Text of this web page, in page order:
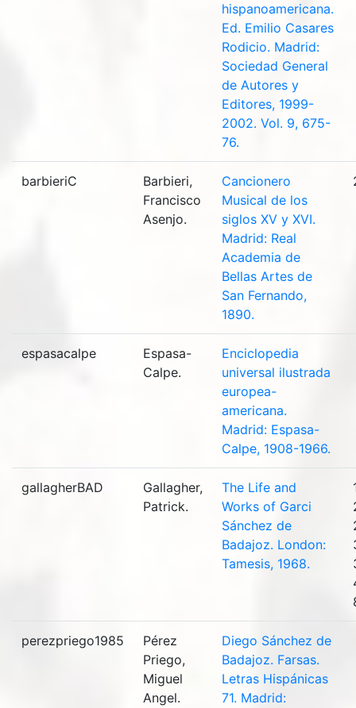
hispanoamericana.
Ed. Emilio Casares
Rodicio. Madrid:
Sociedad General
de Autores y
Editores, 1999-
2002. Vol. 9, 675-
76.
barbieriC
Barbieri,
Francisco
Asenjo.
Cancionero
Musical de los
siglos XV y XVI.
Madrid: Real
Academia de
Bellas Artes de
San Fernando,
1890.
espasacalpe
Espasa-
Calpe.
Enciclopedia
universal ilustrada
europea-
americana.
Madrid: Espasa-
Calpe, 1908-1966.
gallagherBAD
Gallagher,
Patrick.
The Life and
Works of Garci
Sánchez de
Badajoz. London:
Tamesis, 1968.
perezpriego1985
Pérez
Priego,
Miguel
Angel.
Diego Sánchez de
Badajoz. Farsas.
Letras Hispánicas
71. Madrid: